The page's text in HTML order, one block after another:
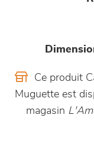
Ce produit
Muguette est
magasin